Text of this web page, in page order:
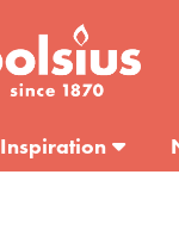
Inspiration